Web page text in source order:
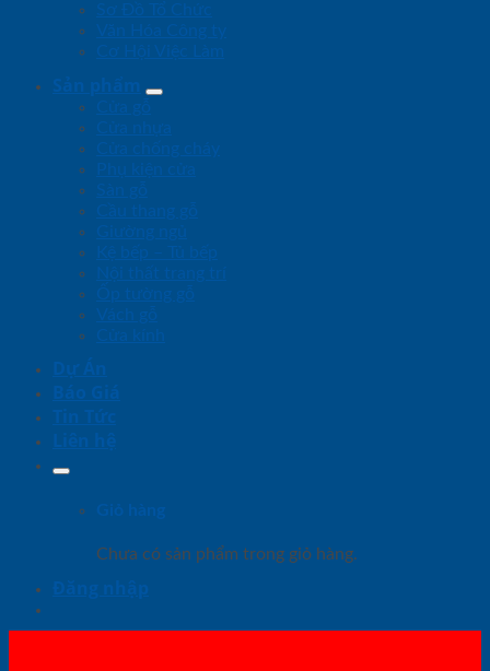
Sơ Đồ Tổ Chức
Văn Hóa Công ty
Cơ Hội Việc Làm
Sản phẩm
Cửa gỗ
Cửa nhựa
Cửa chống cháy
Phụ kiện cửa
Sàn gỗ
Cầu thang gỗ
Giường ngủ
Kệ bếp – Tủ bếp
Nội thất trang trí
Ốp tường gỗ
Vách gỗ
Cửa kính
Dự Án
Báo Giá
Tin Tức
Liên hệ
Giỏ hàng
Chưa có sản phẩm trong giỏ hàng.
Đăng nhập